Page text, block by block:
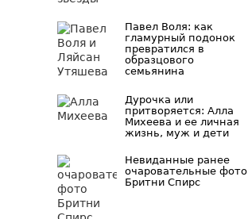
Павел Воля: как
гламурный подонок
превратился в
образцового
семьянина
Дурочка или
притворяется: Алла
Михеева и ее личная
жизнь, муж и дети
Невиданные ранее
очаровательные фото
Бритни Спирс